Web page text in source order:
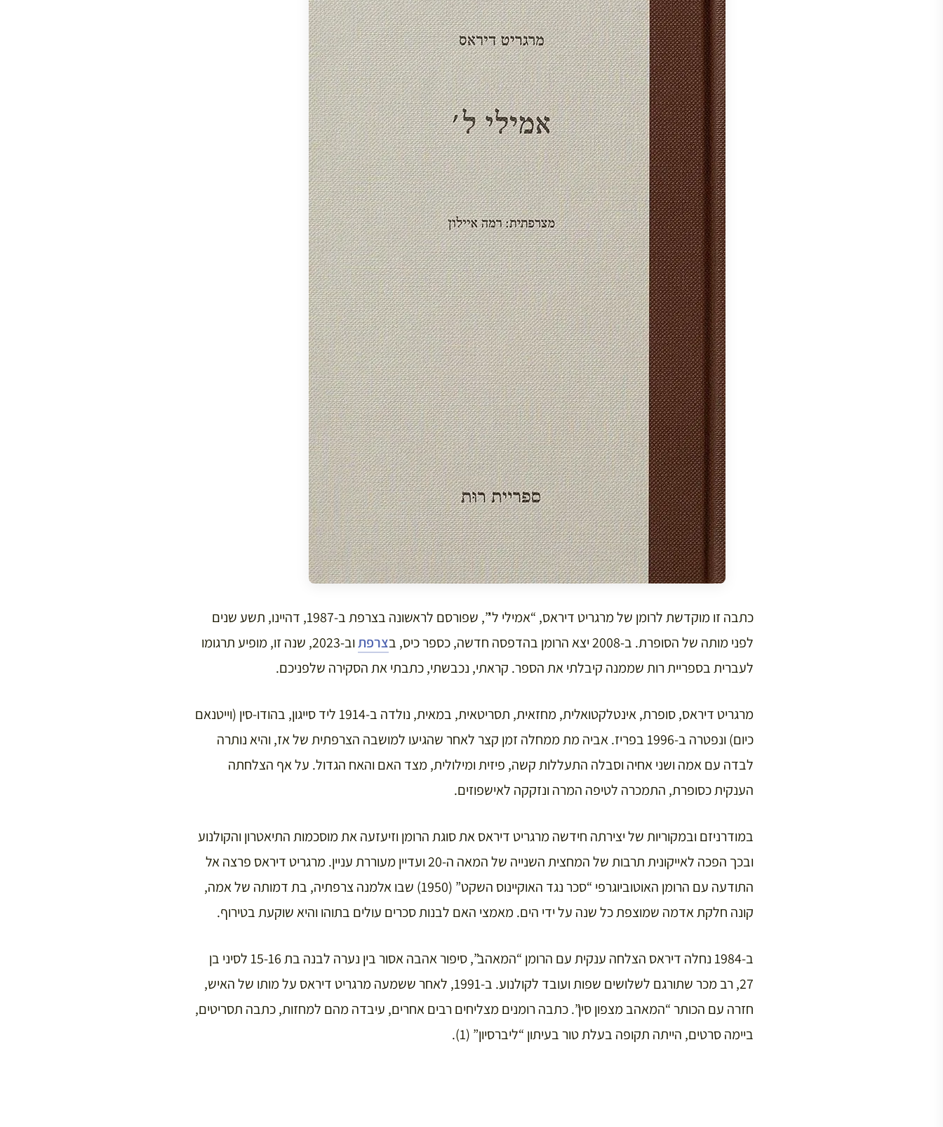
כתבה זו מוקדשת לרומן של מרגריט דיראס, “אמילי ל'”, שפורסם לראשונה בצרפת ב-1987, דהיינו, תשע שנים
לפני מותה של הסופרת. ב-2008 יצא הרומן בהדפסה חדשה, כספר כיס, ב
צרפת
וב-2023, שנה זו, מופיע תרגומו
לעברית בספריית רות שממנה קיבלתי את הספר. קראתי, נכבשתי, כתבתי את הסקירה שלפניכם.
מרגריט דיראס, סופרת, אינטלקטואלית, מחזאית, תסריטאית, במאית, נולדה ב-1914 ליד סייגון, בהודו-סין (וייטנאם
כיום) ונפטרה ב-1996 בפריז. אביה מת ממחלה זמן קצר לאחר שהגיעו למושבה הצרפתית של אז, והיא נותרה
לבדה עם אמה ושני אחיה וסבלה התעללות קשה, פיזית ומילולית, מצד האם והאח הגדול. על אף הצלחתה
הענקית כסופרת, התמכרה לטיפה המרה ונזקקה לאישפוזים.
במודרניזם ובמקוריות של יצירתה חידשה מרגריט דיראס את סוגת הרומן וזיעזעה את מוסכמות התיאטרון והקולנוע
ובכך הפכה לאייקונית תרבות של המחצית השנייה של המאה ה-20 ועדיין מעוררת עניין. מרגריט דיראס פרצה אל
התודעה עם הרומן האוטוביוגרפי “סכר נגד האוקיינוס השקט” (1950) שבו אלמנה צרפתיה, בת דמותה של אמה,
קונה חלקת אדמה שמוצפת כל שנה על ידי הים. מאמצי האם לבנות סכרים עולים בתוהו והיא שוקעת בטירוף.
ב-1984 נחלה דיראס הצלחה ענקית עם הרומן “המאהב”, סיפור אהבה אסור בין נערה לבנה בת 15-16 לסיני בן
27, רב מכר שתורגם לשלושים שפות ועובד לקולנוע. ב-1991, לאחר ששמעה מרגריט דיראס על מותו של האיש,
חזרה עם הכותר “המאהב מצפון סין”. כתבה רומנים מצליחים רבים אחרים, עיבדה מהם למחזות, כתבה תסריטים,
ביימה סרטים, הייתה תקופה בעלת טור בעיתון “ליברסיון” (1).